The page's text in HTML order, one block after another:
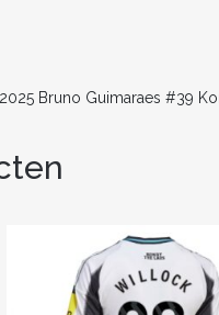
Bruno Guimaraes #39